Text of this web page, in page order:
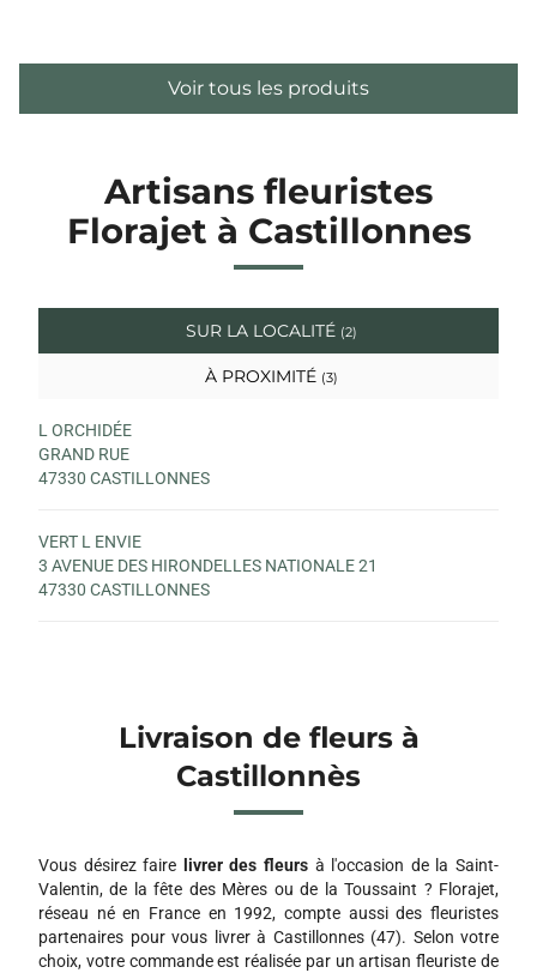
Voir tous les produits
Artisans fleuristes
Florajet à Castillonnes
SUR LA LOCALITÉ (2)
À PROXIMITÉ (3)
L ORCHIDÉE
GRAND RUE
47330 CASTILLONNES
VERT L ENVIE
3 AVENUE DES HIRONDELLES NATIONALE 21
47330 CASTILLONNES
Livraison de fleurs à
Castillonnès
Vous désirez faire livrer des fleurs à l'occasion de la Saint-
Valentin, de la fête des Mères ou de la Toussaint ? Florajet,
réseau né en France en 1992, compte aussi des fleuristes
partenaires pour vous livrer à Castillonnes (47). Selon votre
choix, votre commande est réalisée par un artisan fleuriste de